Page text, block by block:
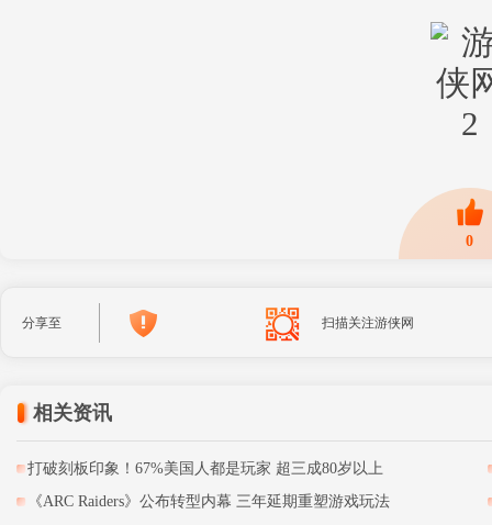
0
分享至 扫描关注游侠网
相关资讯
打破刻板印象！67%美国人都是玩家 超三成80岁以上
《ARC Raiders》公布转型内幕 三年延期重塑游戏玩法